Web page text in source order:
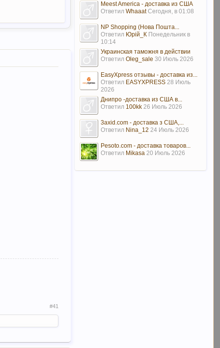
#41
Meest America - доставка из США
Ответил Whaaat Сегодня, в 01:08
NP Shopping (Нова Пошта...
Ответил Юрій_К Понедельник в
10:14
Украинская таможня в действии
Ответил Oleg_sale 30 Июль 2026
EasyXpress отзывы - доставка из...
Ответил EASYXPRESS 28 Июль
2026
Днипро -доставка из США в...
Ответил 100kk 26 Июль 2026
3axid.com - доставка з США,...
Ответил Nina_12 24 Июль 2026
Pesoto.com - доставка товаров...
Ответил Mikasa 20 Июль 2026